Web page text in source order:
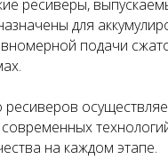
ресиверы,
для
подачи
ресиверов
на каждом этапе.